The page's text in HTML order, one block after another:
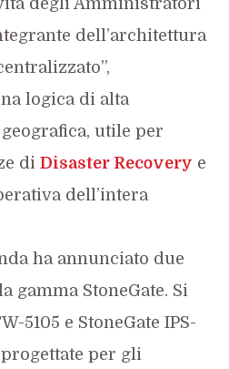
degli Amministratori
dell’architettura
logica di alta
utile per
di Disaster Recovery e
dell’intera
ha annunciato due
gamma StoneGate. Si
5105 e StoneGate IPS-
per gli